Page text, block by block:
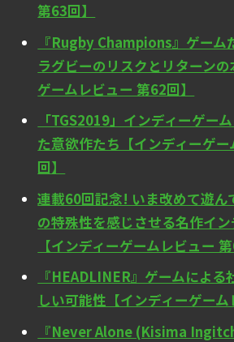
第63回】
『Rugby Champions』ゲーム
ラグビーのリスクとリターン
ゲームレビュー 第62回】
「TGS2019」インディーゲー
た意欲作たち【インディーゲ
回】
連載60回記念! いま改めて遊ん
の特殊性を感じさせる名作イ
【インディーゲームレビュー 第
『HEADLINER』ゲームによ
しい可能性【インディーゲーム
『Never Alone (Kisima